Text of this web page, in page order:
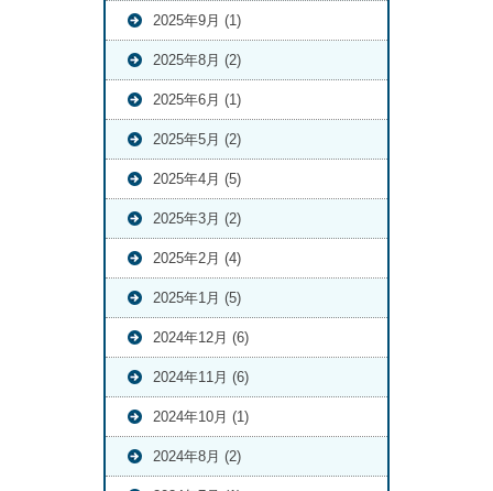
2025年9月 (1)
2025年8月 (2)
2025年6月 (1)
2025年5月 (2)
2025年4月 (5)
2025年3月 (2)
2025年2月 (4)
2025年1月 (5)
2024年12月 (6)
2024年11月 (6)
2024年10月 (1)
2024年8月 (2)